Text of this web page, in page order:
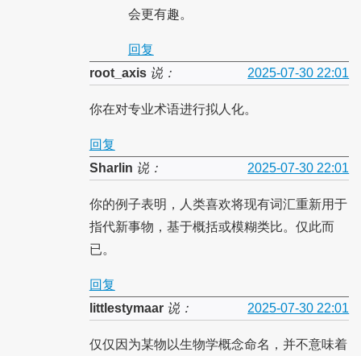
会更有趣。
回复
root_axis说： 2025-07-30 22:01
你在对专业术语进行拟人化。
回复
Sharlin 说： 2025-07-30 22:01
你的例子表明，人类喜欢将现有词汇重新用于
指代新事物，基于概括或模糊类比。仅此而
已。
回复
littlestymaar说： 2025-07-30 22:01
仅仅因为某物以生物学概念命名，并不意味着